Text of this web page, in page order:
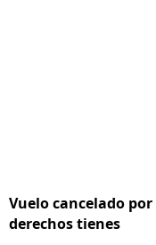
Vuelo cancelado
derechos tienes